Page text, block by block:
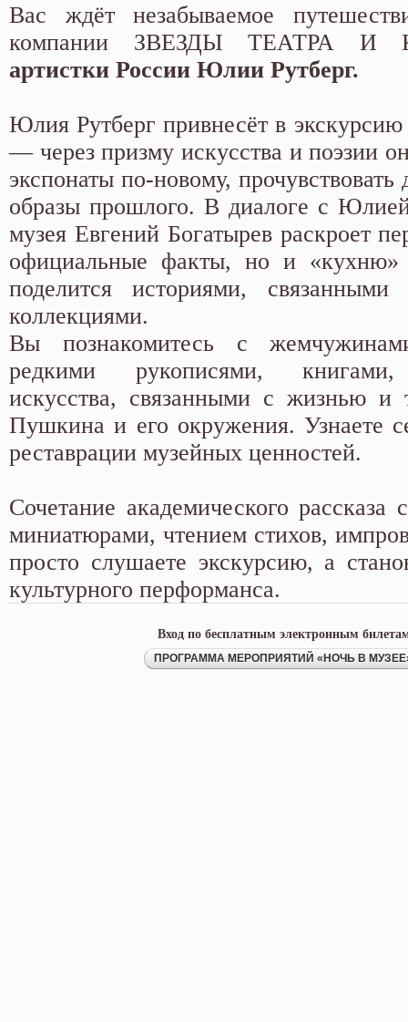
Вас ждёт незабываемое
компании ЗВЕЗДЫ ТЕАТРА И
артистки России Юлии Рутберг.
Юлия Рутберг привнесёт в
— через призму искусства и поэзии
экспонаты по-новому,
образы прошлого. В диалоге с
музея Евгений Богатырев раскроет
официальные факты, но и «кухню»
поделится историями,
коллекциями.
Вы познакомитесь с
редкими рукописями, книгами,
искусства, связанными с жизнью и
Пушкина и его окружения. Узнаете
реставрации музейных ценностей.
Сочетание академического рассказа
миниатюрами, чтением стихов,
просто слушаете экскурсию, а
культурного перформанса.
Вход по бесплатным электронным